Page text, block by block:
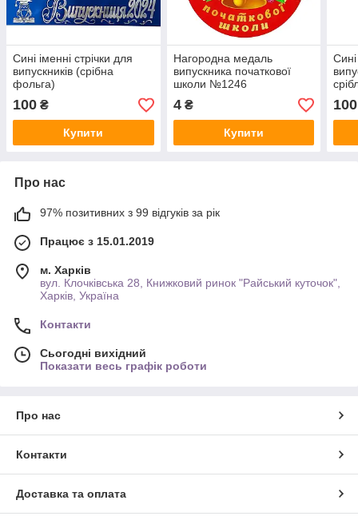
Сині іменні стрічки для
випускників (срібна
фольга)
100 ₴
Купити
Нагородна медаль
випускника початкової
школи №1246
4₴
Купити
100
Про нас
97% позитивних з 99 відгуків за рік
Працює з 15.01.2019
м. Харків
вул. Клочківська 28, Книжковий ринок "Райський куточок",
Харків, Україна
Контакти
Сьогодні вихідний
Показати весь графік роботи
Про нас
Контакти
Доставка та оплата